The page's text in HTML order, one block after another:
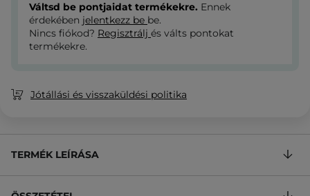
Váltsd be pontjaidat termékekre. Ennek
érdekében jelentkezz be be.
Nincs fiókod? Regisztrálj és válts pontokat
termékekre.
Jótállási és visszaküldési politika
TERMÉK LEÍRÁSA